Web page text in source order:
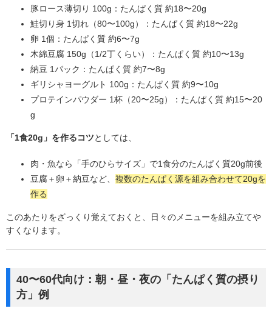
豚ロース薄切り 100g：たんぱく質 約18〜20g
鮭切り身 1切れ（80〜100g）：たんぱく質 約18〜22g
卵 1個：たんぱく質 約6〜7g
木綿豆腐 150g（1/2丁くらい）：たんぱく質 約10〜13g
納豆 1パック：たんぱく質 約7〜8g
ギリシャヨーグルト 100g：たんぱく質 約9〜10g
プロテインパウダー 1杯（20〜25g）：たんぱく質 約15〜20
g
「1食20g」を作るコツとしては、
肉・魚なら「手のひらサイズ」で1食分のたんぱく質20g前後
豆腐＋卵＋納豆など、 複数のたんぱく源を組み合わせて20gを
作る
このあたりをざっくり覚えておくと、日々のメニューを組み立てや
すくなります。
40〜60代向け：朝・昼・夜の「たんぱく質の摂り
方」例